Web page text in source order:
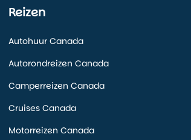
Reizen
Autohuur Canada
Autorondreizen Canada
Camperreizen Canada
Cruises Canada
Motorreizen Canada